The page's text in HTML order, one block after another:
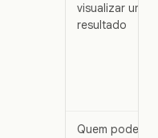
visualizar um
resultado
Quem pode